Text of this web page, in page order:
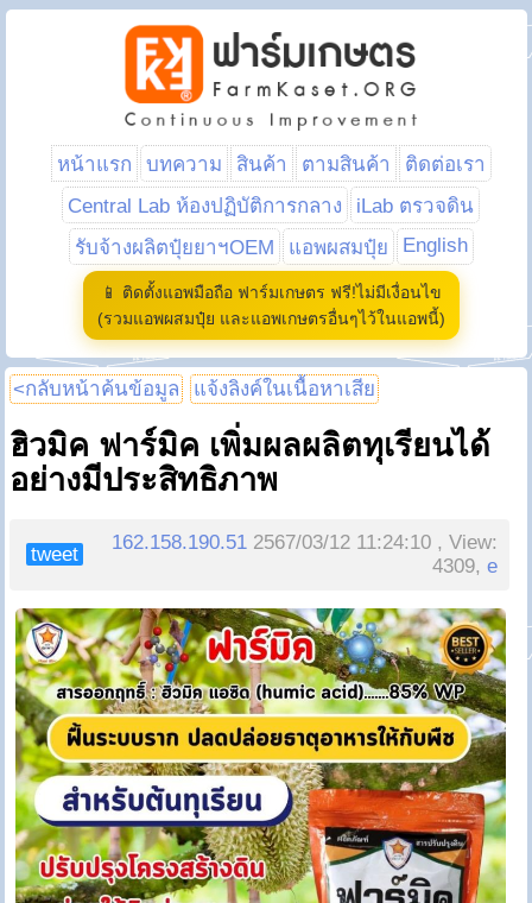
หน้าแรก บทความ สินค้า ตามสินค้า
ติดต่อเรา
Central Lab ห้องปฏิบัติการกลาง
iLab ตรวจดิน
รับจ้างผลิตปุ๋ยยาฯOEM
แอพผสมปุ๋ย English
📱 ติดตั้งแอพมือถือ ฟาร์มเกษตร ฟรี!ไม่มีเงื่อนไข
(รวมแอพผสมปุ๋ย และแอพเกษตรอื่นๆไว้ในแอพนี้)
<กลับหน้าค้นข้อมูล แจ้งลิงค์ในเนื้อหาเสีย
ฮิวมิค ฟาร์มิค เพิ่มผลผลิตทุเรียนได้
อย่างมีประสิทธิภาพ
tweet
162.158.190.51 2567/03/12 11:24:10 , View:
4309,e